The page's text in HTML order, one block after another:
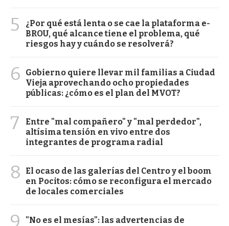
5
¿Por qué está lenta o se cae la plataforma e-
BROU, qué alcance tiene el problema, qué
riesgos hay y cuándo se resolverá?
6
Gobierno quiere llevar mil familias a Ciudad
Vieja aprovechando ocho propiedades
públicas: ¿cómo es el plan del MVOT?
7
Entre "mal compañero" y "mal perdedor",
altísima tensión en vivo entre dos
integrantes de programa radial
8
El ocaso de las galerías del Centro y el boom
en Pocitos: cómo se reconfigura el mercado
de locales comerciales
9
"No es el mesías": las advertencias de